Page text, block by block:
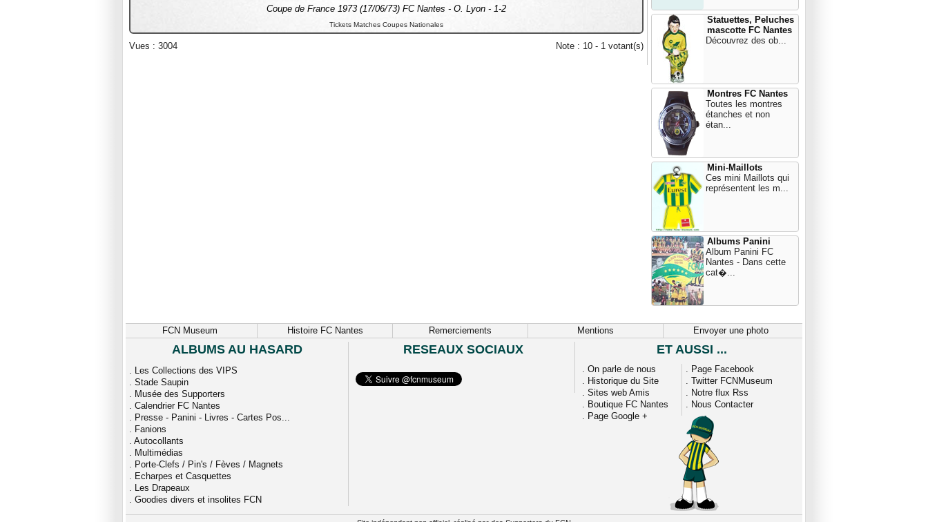
Coupe de France 1973 (17/06/73) FC Nantes - O. Lyon - 1-2
Tickets Matches Coupes Nationales
Vues : 3004 Note : 10 - 1 votant(s)
Statuettes, Peluches
mascotte FC Nantes
Découvrez des ob...
Montres FC Nantes
Toutes les montres
étanches et non
étan...
Mini-Maillots
Ces mini Maillots qui
représentent les m...
Albums Panini
Album Panini FC
Nantes - Dans cette
cat�...
FCN Museum Histoire FC Nantes Remerciements Mentions Envoyer une photo
ALBUMS AU HASARD
. Les Collections des VIPS
. Stade Saupin
. Musée des Supporters
. Calendrier FC Nantes
. Presse - Panini - Livres - Cartes Pos...
. Fanions
. Autocollants
. Multimédias
. Porte-Clefs / Pin's / Fèves / Magnets
. Echarpes et Casquettes
. Les Drapeaux
. Goodies divers et insolites FCN
RESEAUX SOCIAUX ET AUSSI ...
. On parle de nous
. Historique du Site
. Sites web Amis
. Boutique FC Nantes
. Page Google +
. Page Facebook
. Twitter FCNMuseum
. Notre flux Rss
. Nous Contacter